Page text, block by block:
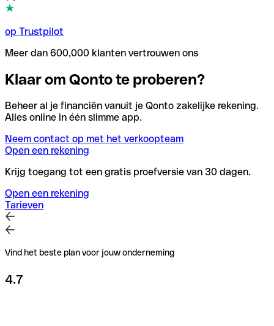
op Trustpilot
Meer dan 600,000 klanten vertrouwen ons
Klaar om Qonto te proberen?
Beheer al je financiën vanuit je Qonto zakelijke rekening.
Alles online in één slimme app.
Neem contact op met het verkoopteam
Open een rekening
Krijg toegang tot een gratis proefversie van 30 dagen.
Open een rekening
Tarieven
Vind het beste plan voor jouw onderneming
4.7